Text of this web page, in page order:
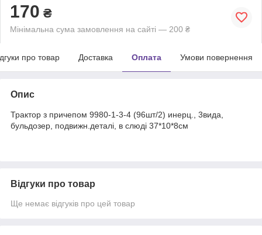
170 ₴
Мінімальна сума замовлення на сайті — 200 ₴
про товар Доставка Оплата Умови повернення
Опис
Трактор з причепом 9980-1-3-4 (96шт/2) инерц., 3вида,
бульдозер, подвижн.деталі, в слюді 37*10*8см
Відгуки про товар
Ще немає відгуків про цей товар